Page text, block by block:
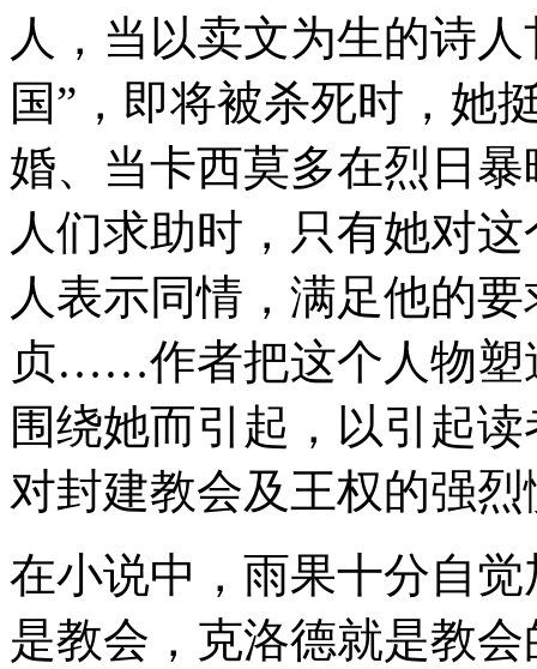
人，当以卖文为生的诗
国”，即将被杀死时，她
婚、当卡西莫多在烈日
人们求助时，只有她对
人表示同情，满足他的
贞……作者把这个人物塑
围绕她而引起，以引起
对封建教会及王权的强烈
在小说中，雨果十分自
是教会，克洛德就是教